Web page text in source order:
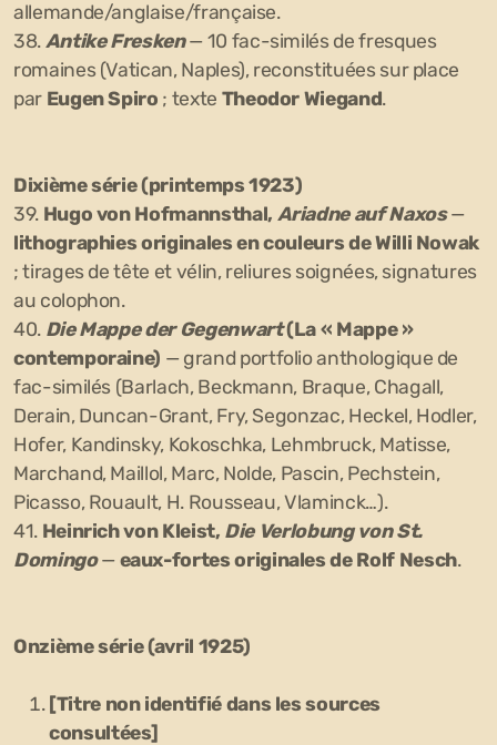
allemande/anglaise/française.
38. Antike Fresken— 10 fac-similés de fresques
romaines (Vatican, Naples), reconstituées sur place
par Eugen Spiro ; texte Theodor Wiegand.
Dixième série (printemps 1923)
39. Hugo von Hofmannsthal, Ariadne auf Naxos—
lithographies originales en couleurs de Willi Nowak
; tirages de tête et vélin, reliures soignées, signatures
au colophon.
40. Die Mappe der Gegenwart(La « Mappe »
contemporaine) — grand portfolio anthologique de
fac-similés (Barlach, Beckmann, Braque, Chagall,
Derain, Duncan-Grant, Fry, Segonzac, Heckel, Hodler,
Hofer, Kandinsky, Kokoschka, Lehmbruck, Matisse,
Marchand, Maillol, Marc, Nolde, Pascin, Pechstein,
Picasso, Rouault, H. Rousseau, Vlaminck…).
41. Heinrich von Kleist, Die Verlobung von St.
Domingo— eaux-fortes originales de Rolf Nesch.
Onzième série (avril 1925)
[Titre non identifié dans les sources
consultées]